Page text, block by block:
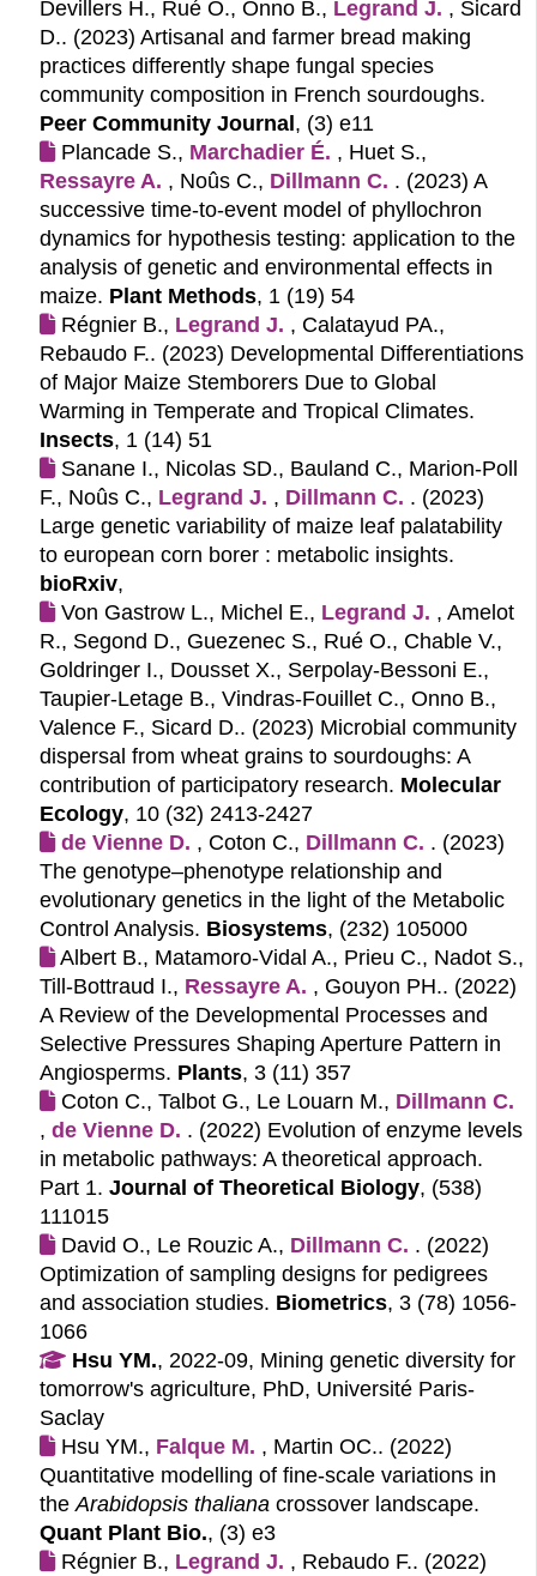
Devillers H., Rué O., Onno B., Legrand J. , Sicard
D.. (2023) Artisanal and farmer bread making
practices differently shape fungal species
community composition in French sourdoughs.
Peer Community Journal, (3) e11
Plancade S., Marchadier É. , Huet S.,
Ressayre A. , Noûs C., Dillmann C. . (2023) A
successive time-to-event model of phyllochron
dynamics for hypothesis testing: application to the
analysis of genetic and environmental effects in
maize. Plant Methods, 1 (19) 54
Régnier B., Legrand J. , Calatayud PA.,
Rebaudo F.. (2023) Developmental Differentiations
of Major Maize Stemborers Due to Global
Warming in Temperate and Tropical Climates.
Insects, 1 (14) 51
Sanane I., Nicolas SD., Bauland C., Marion-Poll
F., Noûs C., Legrand J. , Dillmann C. . (2023)
Large genetic variability of maize leaf palatability
to european corn borer : metabolic insights.
bioRxiv,
Von Gastrow L., Michel E., Legrand J. , Amelot
R., Segond D., Guezenec S., Rué O., Chable V.,
Goldringer I., Dousset X., Serpolay‐Bessoni E.,
Taupier‐Letage B., Vindras‐Fouillet C., Onno B.,
Valence F., Sicard D.. (2023) Microbial community
dispersal from wheat grains to sourdoughs: A
contribution of participatory research. Molecular
Ecology, 10 (32) 2413-2427
de Vienne D. , Coton C., Dillmann C. . (2023)
The genotype–phenotype relationship and
evolutionary genetics in the light of the Metabolic
Control Analysis. Biosystems, (232) 105000
Albert B., Matamoro-Vidal A., Prieu C., Nadot S.,
Till-Bottraud I., Ressayre A. , Gouyon PH.. (2022)
A Review of the Developmental Processes and
Selective Pressures Shaping Aperture Pattern in
Angiosperms. Plants, 3 (11) 357
Coton C., Talbot G., Le Louarn M., Dillmann C.
, de Vienne D. . (2022) Evolution of enzyme levels
in metabolic pathways: A theoretical approach.
Part 1. Journal of Theoretical Biology, (538)
111015
David O., Le Rouzic A., Dillmann C. . (2022)
Optimization of sampling designs for pedigrees
and association studies. Biometrics, 3 (78) 1056-
1066
Hsu YM., 2022-09, Mining genetic diversity for
tomorrow's agriculture, PhD, Université Paris-
Saclay
Hsu YM., Falque M. , Martin OC.. (2022)
Quantitative modelling of fine-scale variations in
the Arabidopsis thaliana crossover landscape.
Quant Plant Bio., (3) e3
Régnier B., Legrand J. , Rebaudo F.. (2022)